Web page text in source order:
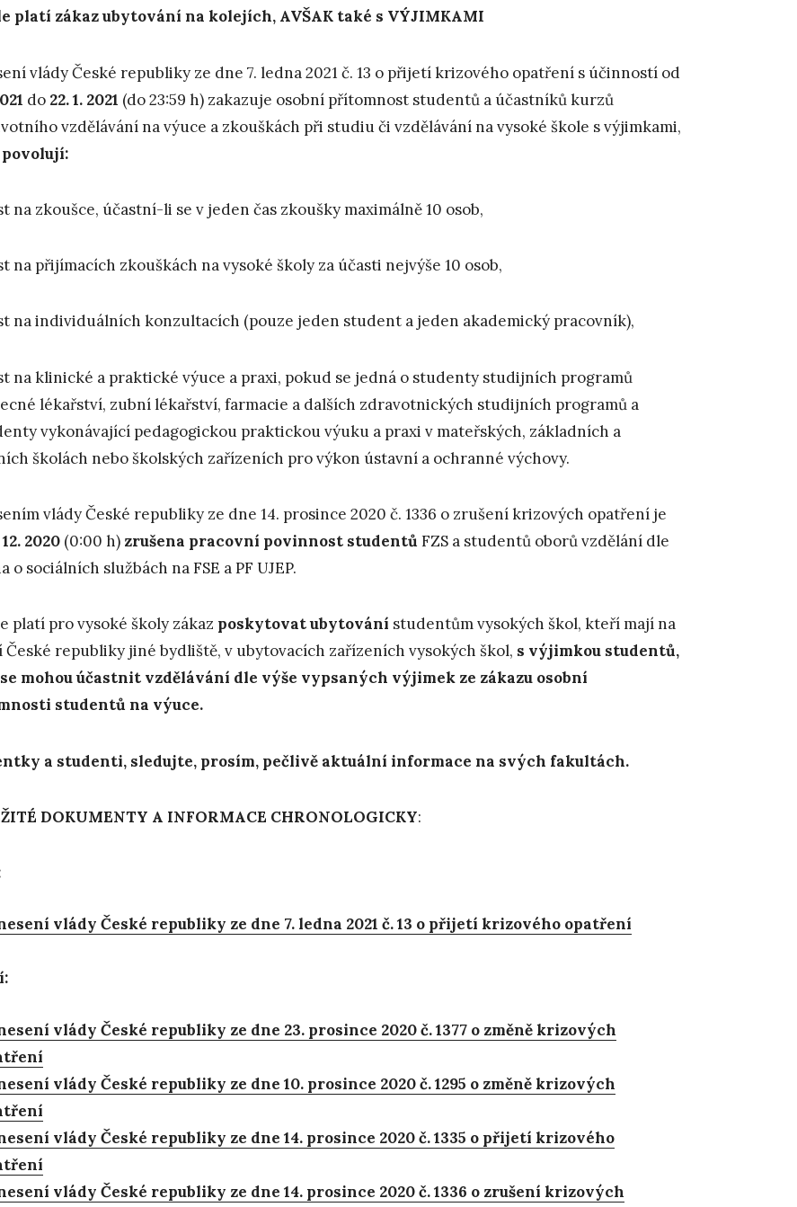
platí zákaz ubytování na kolejích, AVŠAK také s VÝJIMKAMI
vlády České republiky ze dne 7. ledna 2021 č. 13 o přijetí krizového opatření s účinností od
do 22. 1. 2021 (do 23:59 h) zakazuje osobní přítomnost studentů a účastníků kurzů
vzdělávání na výuce a zkouškách při studiu či vzdělávání na vysoké škole s výjimkami,
povolují:
na zkoušce, účastní-li se v jeden čas zkoušky maximálně 10 osob,
na přijímacích zkouškách na vysoké školy za účasti nejvýše 10 osob,
na individuálních konzultacích (pouze jeden student a jeden akademický pracovník),
na klinické a praktické výuce a praxi, pokud se jedná o studenty studijních programů
lékařství, zubní lékařství, farmacie a dalších zdravotnických studijních programů a
vykonávající pedagogickou praktickou výuku a praxi v mateřských, základních a
školách nebo školských zařízeních pro výkon ústavní a ochranné výchovy.
vlády České republiky ze dne 14. prosince 2020 č. 1336 o zrušení krizových opatření je
12. 2020 (0:00 h) zrušena pracovní povinnost studentů FZS a studentů oborů vzdělání dle
o sociálních službách na FSE a PF UJEP.
platí pro vysoké školy zákaz poskytovat ubytování studentům vysokých škol, kteří mají na
České republiky jiné bydliště, v ubytovacích zařízeních vysokých škol, s výjimkou studentů,
mohou účastnit vzdělávání dle výše vypsaných výjimek ze zákazu osobní
studentů na výuce.
a studenti, sledujte, prosím, pečlivě aktuální informace na svých fakultách.
DOKUMENTY A INFORMACE CHRONOLOGICKY:
vlády České republiky ze dne 7. ledna 2021 č. 13 o přijetí krizového opatření
vlády České republiky ze dne 23. prosince 2020 č. 1377 o změně krizových
vlády České republiky ze dne 10. prosince 2020 č. 1295 o změně krizových
vlády České republiky ze dne 14. prosince 2020 č. 1335 o přijetí krizového
vlády České republiky ze dne 14. prosince 2020 č. 1336 o zrušení krizových